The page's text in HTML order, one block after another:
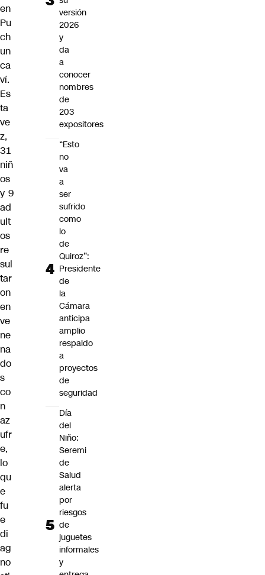
en
Pu
ch
un
ca
ví.
Es
ta
ve
z,
31
niñ
os
y 9
ad
ult
os
re
sul
tar
on
en
ve
ne
na
do
s
co
n
az
ufr
e,
lo
qu
e
fu
e
di
ag
no
versión
2026
y
da
a
conocer
nombres
de
203
expositores
“Esto
no
va
a
ser
sufrido
como
lo
de
Quiroz”:
Presidente
de
la
Cámara
anticipa
amplio
respaldo
a
proyectos
de
seguridad
Día
del
Niño:
Seremi
de
Salud
alerta
por
riesgos
de
juguetes
informales
y